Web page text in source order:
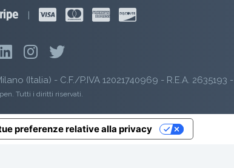
|
(Italia) - C.F./P.IVA 12021740969 - R.E.A. 2635193 -
Tutti i diritti riservati.
preferenze relative alla privacy